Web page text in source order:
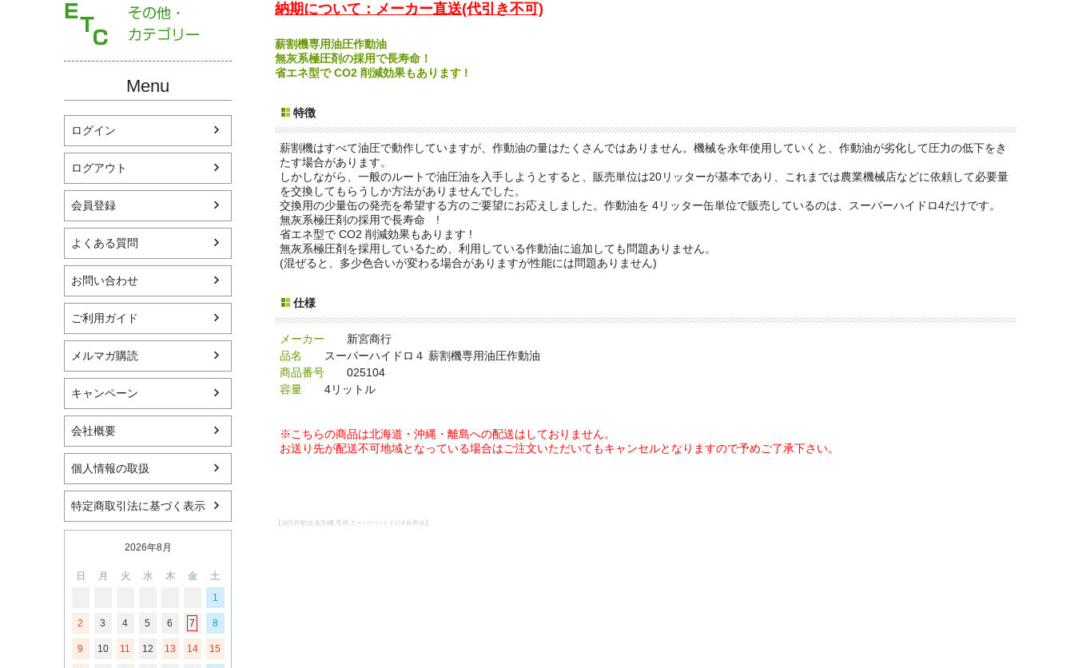
Menu
ログイン
ログアウト
会員登録
よくある質問
お問い合わせ
ご利用ガイド
メルマガ購読
キャンペーン
会社概要
個人情報の取扱
特定商取引法に基づく表示
2026年8月
日 月 火 水 木 金
土
1
2 3 4 5 6 7 8
9 10 11 12 13 14 15
納期について：メーカー直送(代引き不可)
薪割機専用油圧作動油
無灰系極圧剤の採用で長寿命！
省エネ型で CO2 削減効果もあります !
特徴
薪割機はすべて油圧で動作していますが、作動油の量はたくさんではありません。機械を永年使用していくと、作動油が劣化して圧力の低下をき
たす場合があります。
しかしながら、一般のルートで油圧油を入手しようとすると、販売単位は20リッターが基本であり、これまでは農業機械店などに依頼して必要量
を交換してもらうしか方法がありませんでした。
交換用の少量缶の発売を希望する方のご要望にお応えしました。作動油を 4リッター缶単位で販売しているのは、スーパーハイドロ4だけです。
無灰系極圧剤の採用で長寿命 !
省エネ型で CO2 削減効果もあります !
無灰系極圧剤を採用しているため、利用している作動油に追加しても問題ありません。
(混ぜると、多少色合いが変わる場合がありますが性能には問題ありません)
仕様
メーカー 新宮商行
品名
スーパーハイドロ４ 薪割機専用油圧作動油
商品番号 025104
容量 4リットル
※こちらの商品は北海道・沖縄・離島への配送はしておりません。
お送り先が配送不可地域となっている場合はご注文いただいてもキャンセルとなりますので予めご了承下さい。
【油圧作動油 薪割機 専用 スーパーハイドロ4 長寿命】